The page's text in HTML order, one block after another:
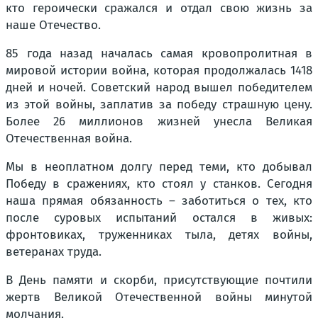
кто героически сражался и отдал свою жизнь за
наше Отечество.
85 года назад началась самая кровопролитная в
мировой истории война, которая продолжалась 1418
дней и ночей. Советский народ вышел победителем
из этой войны, заплатив за победу страшную цену.
Более 26 миллионов жизней унесла Великая
Отечественная война.
Мы в неоплатном долгу перед теми, кто добывал
Победу в сражениях, кто стоял у станков. Сегодня
наша прямая обязанность – заботиться о тех, кто
после суровых испытаний остался в живых:
фронтовиках, труженниках тыла, детях войны,
ветеранах труда.
В День памяти и скорби, присутствующие почтили
жертв Великой Отечественной войны минутой
молчания.